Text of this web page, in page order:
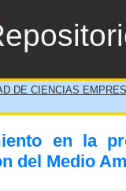
en la
DE CIENCIAS
en la
del Medio